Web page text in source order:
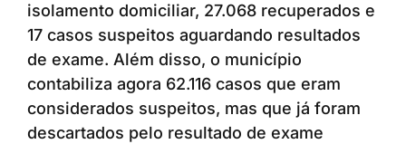
isolamento domiciliar, 27.068 recuperados e
17 casos suspeitos aguardando resultados
de exame. Além disso, o município
contabiliza agora 62.116 casos que eram
considerados suspeitos, mas que já foram
descartados pelo resultado de exame